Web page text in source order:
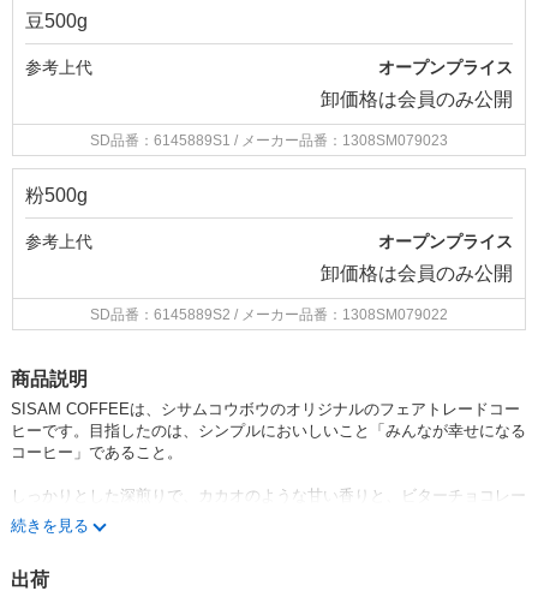
豆500g
参考上代 オープンプライス
卸価格は会員のみ公開
SD品番：6145889S1 / メーカー品番：1308SM079023
粉500g
参考上代 オープンプライス
卸価格は会員のみ公開
SD品番：6145889S2 / メーカー品番：1308SM079022
商品説明
SISAM COFFEEは、シサムコウボウのオリジナルのフェアトレードコー
ヒーです。目指したのは、シンプルにおいしいこと「みんなが幸せになる
コーヒー」であること。
しっかりとした深煎りで、カカオのような甘い香りと、ビターチョコレー
トのようなまったりとした味わいが特徴です。
すっきりとした飲み心地ですが、適度な飲みごたえもあり、コーヒー好き
続きを見る
出荷